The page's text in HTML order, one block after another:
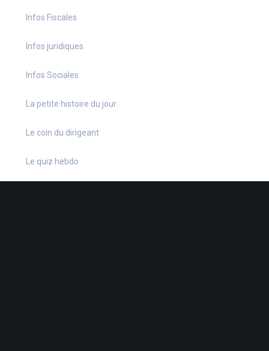
Infos Fiscales
Infos juridiques
Infos Sociales
La petite histoire du jour
Le coin du dirigeant
Le quiz hebdo